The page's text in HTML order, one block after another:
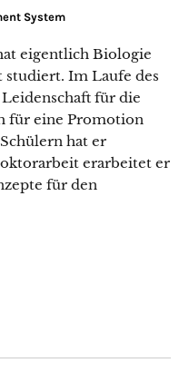
System
eigentlich Biologie
Im Laufe des
für die
für eine Promotion
hat er
erarbeitet er
für den